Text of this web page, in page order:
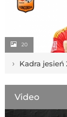
20
› Kadra jesień
Video